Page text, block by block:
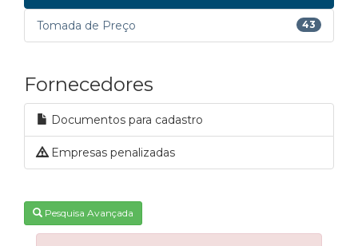
Tomada de Preço 43
Fornecedores
Documentos para cadastro
Empresas penalizadas
Pesquisa Avançada